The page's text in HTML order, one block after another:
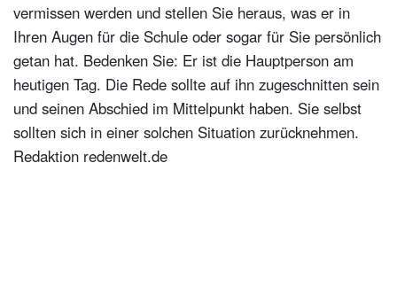
vermissen werden und stellen Sie heraus, was er in
Ihren Augen für die Schule oder sogar für Sie persönlich
getan hat. Bedenken Sie: Er ist die Hauptperson am
heutigen Tag. Die Rede sollte auf ihn zugeschnitten sein
und seinen Abschied im Mittelpunkt haben. Sie selbst
sollten sich in einer solchen Situation zurücknehmen.
Redaktion redenwelt.de